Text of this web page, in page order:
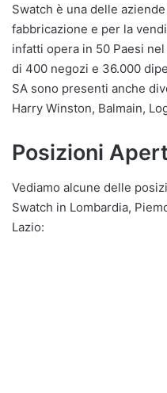
Swatch è una delle
fabbricazione e per la
infatti opera in 50 Paesi
di 400 negozi e 36.000
SA sono presenti anche
Harry Winston, Balmain,
Posizioni
Vediamo alcune delle
Swatch in Lombardia,
Lazio: